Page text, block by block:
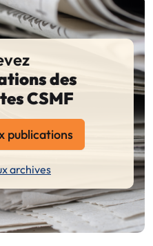
des
CSMF
publications
archives